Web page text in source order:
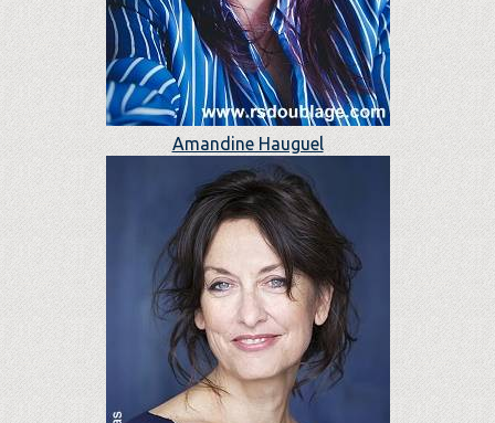
Amandine Hauguel